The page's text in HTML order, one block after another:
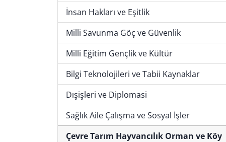
İnsan Hakları ve Eşitlik
Milli Savunma Göç ve Güvenlik
Milli Eğitim Gençlik ve Kültür
Bilgi Teknolojileri ve Tabii Kaynaklar
Dışişleri ve Diplomasi
Sağlık Aile Çalışma ve Sosyal İşler
Çevre Tarım Hayvancılık Orman ve Köy